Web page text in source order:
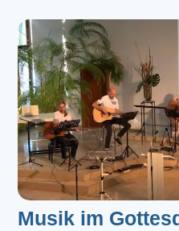
Musik im